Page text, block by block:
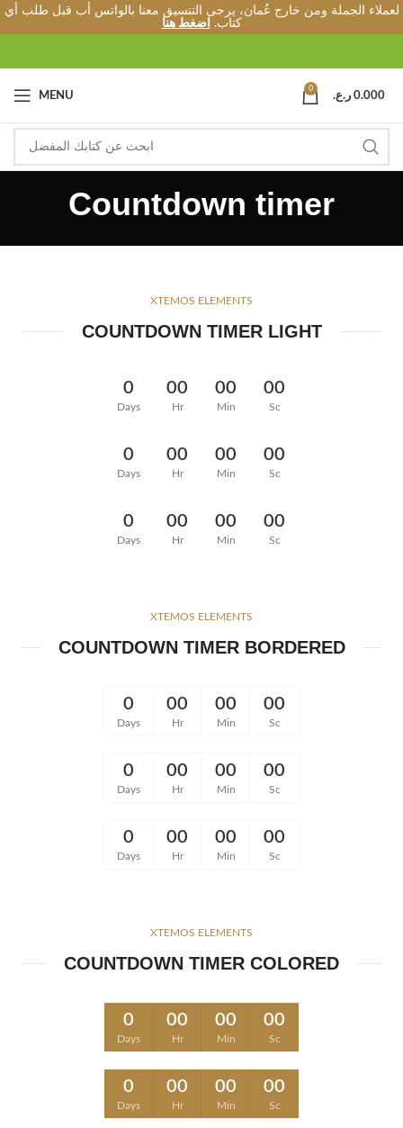
لعملاء الجملة ومن خارج عُمان، يرجى التنسيق معنا بالواتس أب قبل طلب أي
كتاب.
اضغط هنا
MENU
0
0.000 ر.ع.
Countdown timer
XTEMOS ELEMENTS
COUNTDOWN TIMER LIGHT
0
Days
00
Hr
00
Min
00
Sc
0
Days
00
Hr
00
Min
00
Sc
0
Days
00
Hr
00
Min
00
Sc
XTEMOS ELEMENTS
COUNTDOWN TIMER BORDERED
0
Days
00
Hr
00
Min
00
Sc
0
Days
00
Hr
00
Min
00
Sc
0
Days
00
Hr
00
Min
00
Sc
XTEMOS ELEMENTS
COUNTDOWN TIMER COLORED
0
Days
00
Hr
00
Min
00
Sc
0
Days
00
Hr
00
Min
00
Sc